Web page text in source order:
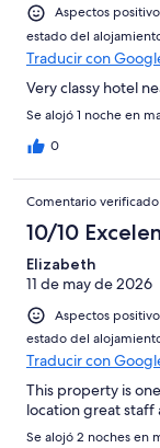
Aspectos
estado del
Traducir con
Very classy hotel
Se alojó 1 noche en
0
Comentario verificado
10/10
Elizabeth
11 de may de 2026
Aspectos
estado del
Traducir con
This property is
location great staff
Se alojó 2 noches en